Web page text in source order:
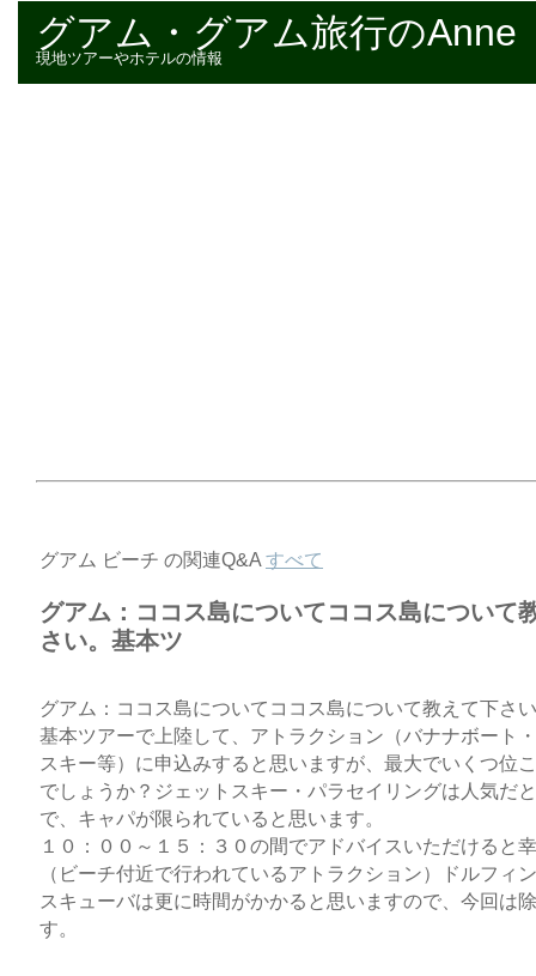
グアム・グアム旅行のAnne
現地ツアーやホテルの情報
グアム ビーチ の関連Q&A すべて
グアム：ココス島についてココス島について
さい。基本ツ
グアム：ココス島についてココス島について教えて下さ
基本ツアーで上陸して、アトラクション（バナナボート
スキー等）に申込みすると思いますが、最大でいくつ位
でしょうか？ジェットスキー・パラセイリングは人気だ
で、キャパが限られていると思います。
１０：００～１５：３０の間でアドバイスいただけると
（ビーチ付近で行われているアトラクション）ドルフィ
スキューバは更に時間がかかると思いますので、今回は
す。